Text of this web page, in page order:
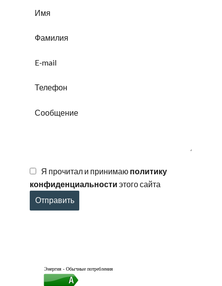
Я прочитал и принимаю политику
конфиденциальности этого сайта
Отправить
Энергия - Обычные потребления